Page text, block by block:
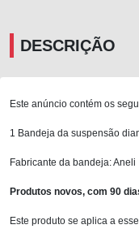
DESCRIÇÃO
Este anúncio contém os
1 Bandeja da suspensão
Fabricante da bandeja: Aneli
Produtos novos, com 90
Este produto se aplica a